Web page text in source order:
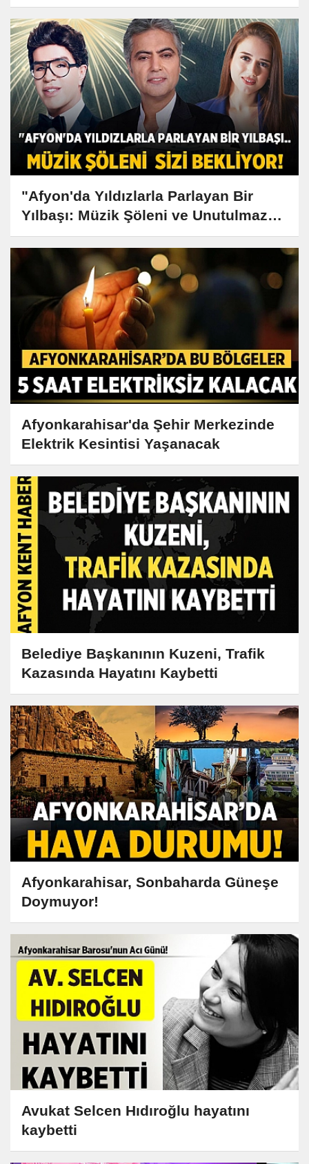
"Afyon'da Yıldızlarla Parlayan Bir
Yılbaşı: Müzik Şöleni ve Unutulmaz
Lezzetler Sizi Bekliyor!
Afyonkarahisar'da Şehir Merkezinde
Elektrik Kesintisi Yaşanacak
Belediye Başkanının Kuzeni, Trafik
Kazasında Hayatını Kaybetti
Afyonkarahisar, Sonbaharda Güneşe
Doymuyor!
Avukat Selcen Hıdıroğlu hayatını
kaybetti